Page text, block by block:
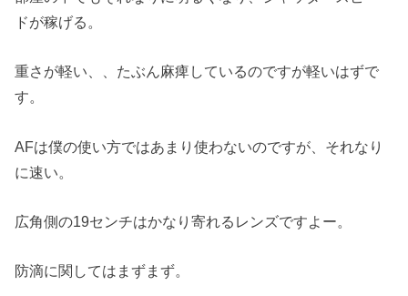
ドが稼げる。
重さが軽い、、たぶん麻痺しているのですが軽いはずで
す。
AFは僕の使い方ではあまり使わないのですが、それなり
に速い。
広角側の19センチはかなり寄れるレンズですよー。
防滴に関してはまずまず。